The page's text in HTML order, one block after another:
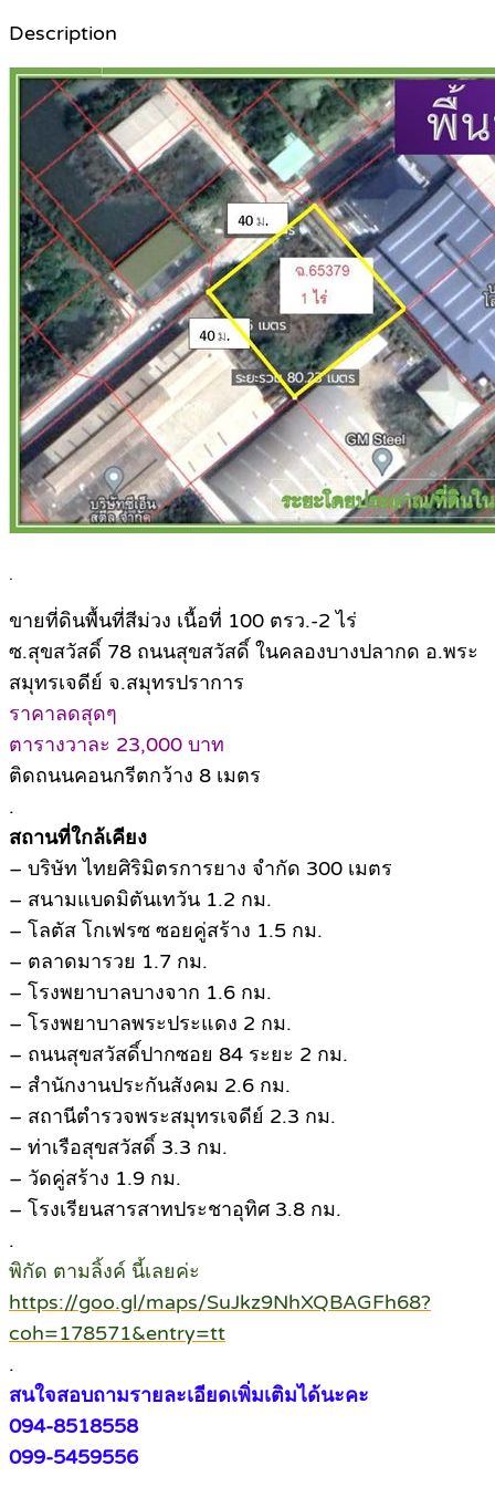
Description
.
ขายที่ดินพื้นที่สีม่วง เนื้อที่ 100 ตรว.-2 ไร่
ซ.สุขสวัสดิ์ 78 ถนนสุขสวัสดิ์ ในคลองบางปลากด อ.พระ
สมุทรเจดีย์ จ.สมุทรปราการ
ราคาลดสุดๆ
ตารางวาละ 23,000 บาท
ติดถนนคอนกรีตกว้าง 8 เมตร
.
สถานที่ใกล้เคียง
– บริษัท ไทยศิริมิตรการยาง จำกัด 300 เมตร
– สนามแบดมิตันเทวัน 1.2 กม.
– โลตัส โกเฟรซ ซอยคู่สร้าง 1.5 กม.
– ตลาดมารวย 1.7 กม.
– โรงพยาบาลบางจาก 1.6 กม.
– โรงพยาบาลพระประแดง 2 กม.
– ถนนสุขสวัสดิ์ปากซอย 84 ระยะ 2 กม.
– สำนักงานประกันสังคม 2.6 กม.
– สถานีตำรวจพระสมุทรเจดีย์ 2.3 กม.
– ท่าเรือสุขสวัสดิ์ 3.3 กม.
– วัดคู่สร้าง 1.9 กม.
– โรงเรียนสารสาทประชาอุทิศ 3.8 กม.
.
พิกัด ตามลิ้งค์ นี้เลยค่ะ
https://goo.gl/maps/SuJkz9NhXQBAGFh68?
coh=178571&entry=tt
.
สนใจสอบถามรายละเอียดเพิ่มเติมได้นะคะ
094-8518558
099-5459556